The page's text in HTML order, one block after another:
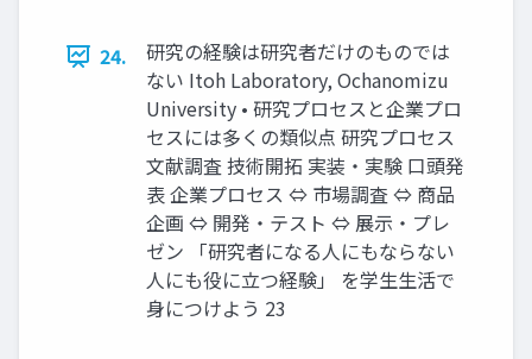
24.
研究の経験は研究者だけのものでは
ない Itoh Laboratory, Ochanomizu
University • 研究プロセスと企業プロ
セスには多くの類似点 研究プロセス
文献調査 技術開拓 実装・実験 口頭発
表 企業プロセス ⇔ 市場調査 ⇔ 商品
企画 ⇔ 開発・テスト ⇔ 展示・プレ
ゼン 「研究者になる人にもならない
人にも役に立つ経験」 を学生生活で
身につけよう 23